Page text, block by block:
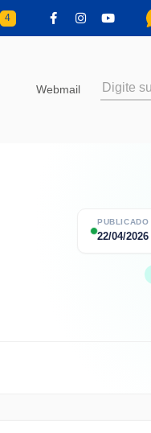
4
Webmail
PUBLICADO
22/04/2026